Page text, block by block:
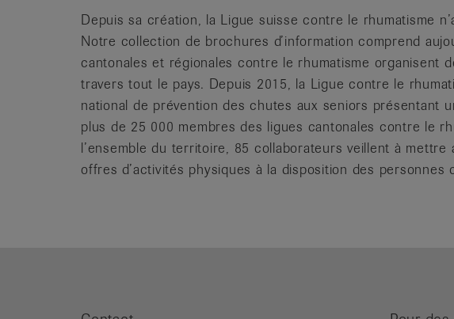
Depuis sa création, la Ligue suisse contre le rhumatisme
Notre collection de brochures d’information comprend
cantonales et régionales contre le rhumatisme organisent
travers tout le pays. Depuis 2015, la Ligue contre le
national de prévention des chutes aux seniors présentant
plus de 25 000 membres des ligues cantonales contre le
l’ensemble du territoire, 85 collaborateurs veillent à
offres d’activités physiques à la disposition des personnes